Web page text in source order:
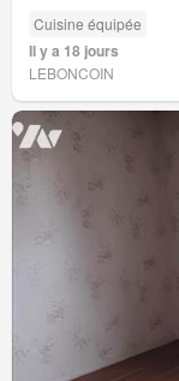
Cuisine équipée
Il y a 18 jours
LEBONCOIN